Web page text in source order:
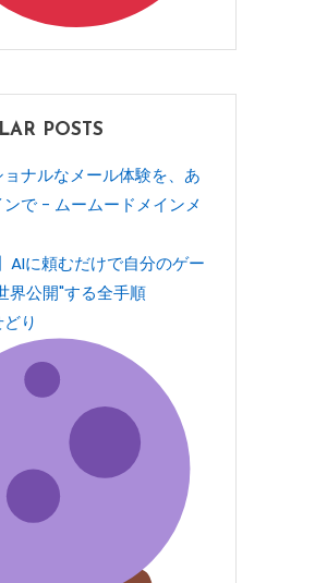
POSTS
ナルなメール体験を、あ
で - ムームードメインメ
AIに頼むだけで自分のゲー
界公開"する全手順
り